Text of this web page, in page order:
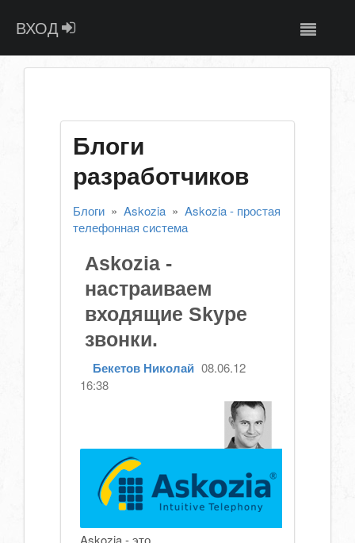
ВХОД
Блоги
разработчиков
Блоги » Askozia » Askozia - простая
телефонная система
Askozia -
настраиваем
входящие Skype
звонки.
Бекетов Николай 08.06.12
16:38
Askozia - это